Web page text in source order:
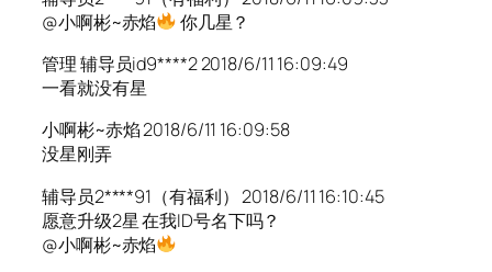
@小啊彬~赤焰
你几星？
管理 辅导员id9****2 2018/6/11 16:09:49
一看就没有星
小啊彬~赤焰 2018/6/11 16:09:58
没星刚弄
辅导员2****91（有福利） 2018/6/11 16:10:45
愿意升级2星 在我ID号名下吗？
@小啊彬~赤焰